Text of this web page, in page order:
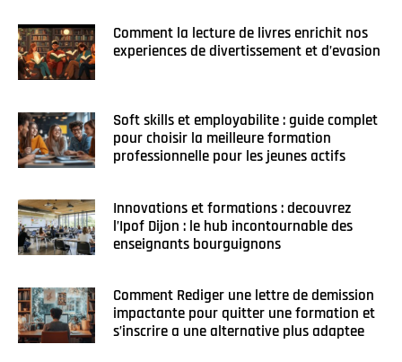
Comment la lecture de livres enrichit nos
experiences de divertissement et d’evasion
Soft skills et employabilite : guide complet
pour choisir la meilleure formation
professionnelle pour les jeunes actifs
Innovations et formations : decouvrez
l’Ipof Dijon : le hub incontournable des
enseignants bourguignons
Comment Rediger une lettre de demission
impactante pour quitter une formation et
s’inscrire a une alternative plus adaptee